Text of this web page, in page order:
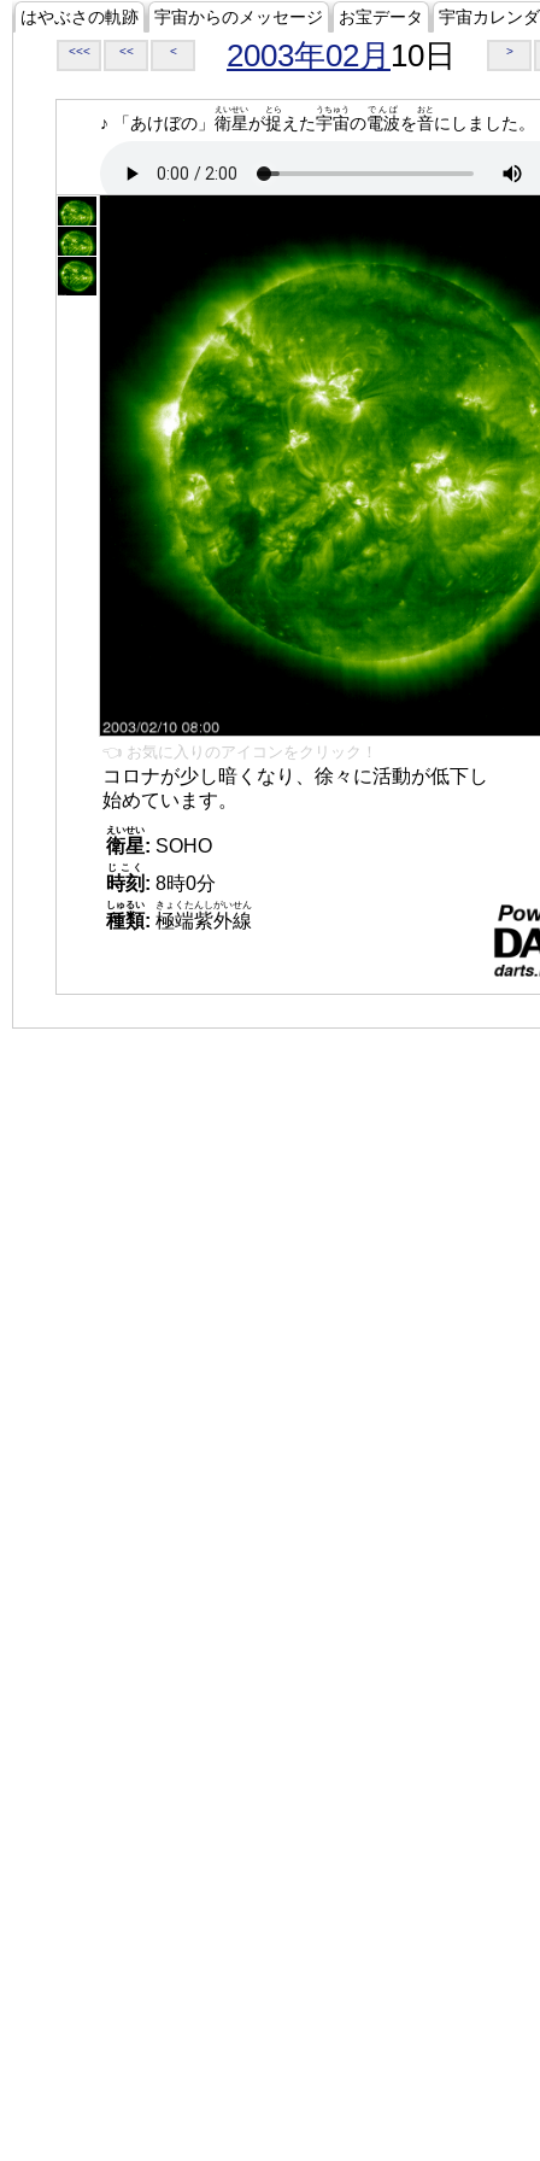
はやぶさの軌跡 宇宙からのメッセージ お宝データ 宇宙カレン
<<< << < 2003年02月 10日 >
♪ 「あけぼの」 衛星
えいせい
が捉
とら
えた宇宙
うちゅう
の電波
でんぱ
を音
おと
にしました。
👈 お気に入りのアイコンをクリック！
コロナが少し暗くなり、徐々に活動が低下し
始めています。
衛星
えいせい
: SOHO
時刻
じこく
: 8時0分
種類
しゅるい
: 極端紫外線
きょくたんしがいせん